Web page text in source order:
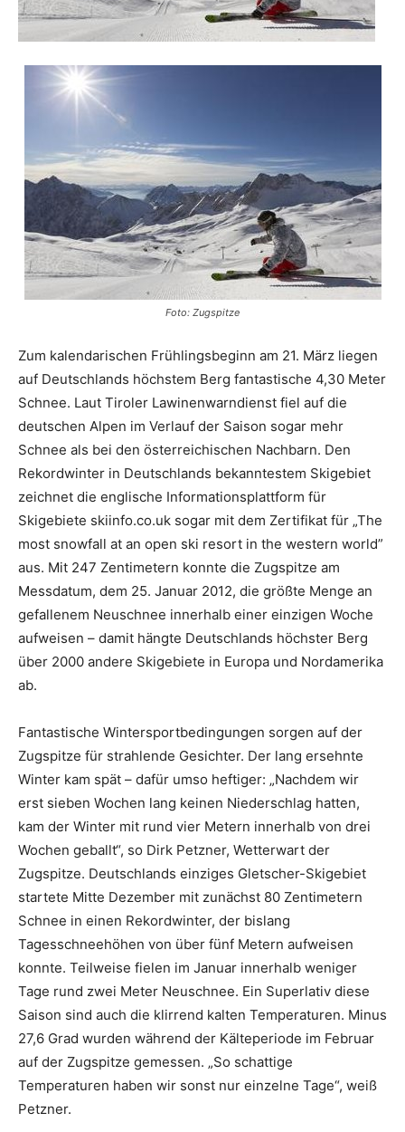
Foto: Zugspitze
Zum kalendarischen Frühlingsbeginn am 21. März liegen
auf Deutschlands höchstem Berg fantastische 4,30 Meter
Schnee. Laut Tiroler Lawinenwarndienst fiel auf die
deutschen Alpen im Verlauf der Saison sogar mehr
Schnee als bei den österreichischen Nachbarn. Den
Rekordwinter in Deutschlands bekanntes­tem Skigebiet
zeichnet die englische Informationsplattform für
Skigebiete skiinfo.co.uk sogar mit dem Zertifikat für „The
most snowfall at an open ski resort in the western world”
aus. Mit 247 Zentimetern konnte die Zugspitze am
Messdatum, dem 25. Januar 2012, die größte Menge an
gefallenem Neuschnee innerhalb einer einzigen Woche
aufweisen – damit hängte Deutschlands höchster Berg
über 2000 andere Skigebiete in Europa und Nordamerika
ab.
Fantastische Wintersportbedingungen sorgen auf der
Zugspitze für strahlende Gesichter. Der lang ersehnte
Winter kam spät – dafür umso heftiger: „Nachdem wir
erst sieben Wochen lang keinen Niederschlag hatten,
kam der Winter mit rund vier Metern innerhalb von drei
Wochen geballt“, so Dirk Petzner, Wetterwart der
Zugspitze. Deutschlands einziges Gletscher-Skigebiet
startete Mitte Dezember mit zunächst 80 Zentimetern
Schnee in einen Rekordwinter, der bislang
Tagesschneehöhen von über fünf Metern aufweisen
konnte. Teilweise fielen im Januar innerhalb weniger
Tage rund zwei Meter Neuschnee. Ein Superlativ diese
Saison sind auch die klirrend kalten Temperaturen. Minus
27,6 Grad wurden während der Kälteperiode im Februar
auf der Zugspitze gemessen. „So schattige
Temperaturen haben wir sonst nur einzelne Tage“, weiß
Petzner.